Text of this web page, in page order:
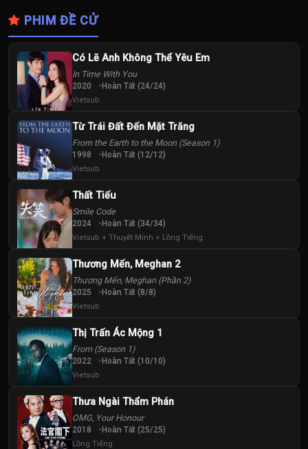
PHIM ĐỀ CỬ
Có Lẽ Anh Không Thể Yêu Em
In Time With You
2020 Hoàn Tất (24/24)
Vietsub
Từ Trái Đất Đến Mặt Trăng
From the Earth to the Moon (Season 1)
1998 Hoàn Tất (12/12)
Vietsub
Thất Tiếu
Smile Code
2024 Hoàn Tất (34/34)
Vietsub + Thuyết Minh + Lồng Tiếng
Thương Mến, Meghan 2
Thương Mến, Meghan (Phần 2)
2025 Hoàn Tất (8/8)
Vietsub
Thị Trấn Ác Mộng 1
From (Season 1)
2022 Hoàn Tất (10/10)
Vietsub
Thưa Ngài Thẩm Phán
OMG, Your Honour
2018 Hoàn Tất (25/25)
Lồng Tiếng